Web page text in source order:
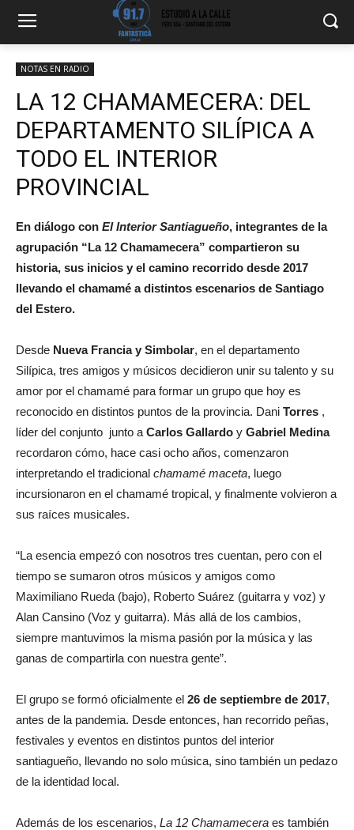
NOTAS EN RADIO
LA 12 CHAMAMECERA: DEL
DEPARTAMENTO SILÍPICA A
TODO EL INTERIOR
PROVINCIAL
En diálogo con El Interior Santiagueño, integrantes de la
agrupación “La 12 Chamamecera” compartieron su
historia, sus inicios y el camino recorrido desde 2017
llevando el chamamé a distintos escenarios de Santiago
del Estero.
Desde Nueva Francia y Simbolar, en el departamento
Silípica, tres amigos y músicos decidieron unir su talento y su
amor por el chamamé para formar un grupo que hoy es
reconocido en distintos puntos de la provincia. Dani Torres ,
líder del conjunto junto a Carlos Gallardo y Gabriel Medina
recordaron cómo, hace casi ocho años, comenzaron
interpretando el tradicional chamamé maceta, luego
incursionaron en el chamamé tropical, y finalmente volvieron a
sus raíces musicales.
“La esencia empezó con nosotros tres cuentan, pero con el
tiempo se sumaron otros músicos y amigos como
Maximiliano Rueda (bajo), Roberto Suárez (guitarra y voz) y
Alan Cansino (Voz y guitarra). Más allá de los cambios,
siempre mantuvimos la misma pasión por la música y las
ganas de compartirla con nuestra gente”.
El grupo se formó oficialmente el 26 de septiembre de 2017,
antes de la pandemia. Desde entonces, han recorrido peñas,
festivales y eventos en distintos puntos del interior
santiagueño, llevando no solo música, sino también un pedazo
de la identidad local.
Además de los escenarios, La 12 Chamamecera es también